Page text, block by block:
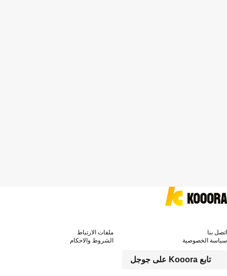
تابع Kooora على جوجل
اتصل بنا
ملفات الارتباط
سياسة الخصوصية
الشروط والاحكام